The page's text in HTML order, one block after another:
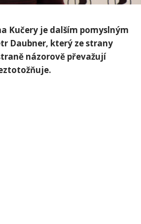
Kučery je dalším pomyslným
Daubner, který ze strany
názorově převažují